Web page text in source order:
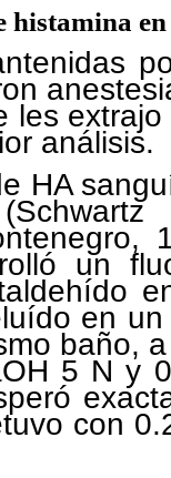
histamina
les
análisis.
HA
un
en
baño,
5 N y
con